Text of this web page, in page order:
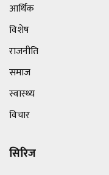
आर्थिक
विशेष
राजनीति
समाज
स्वास्थ्य
विचार
सिरिज